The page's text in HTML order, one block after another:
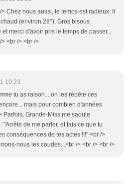
Chez nous aussi, le temps est radieux. Il
(environ 28°). Gros bisous
et merci d'avoir pris le temps de passer...
<br /> <br />
10:23
tu as raison... on les répète ces
mais pour combien d'années
Parfois, Grande-Miss me saoule
"Arrête de me parler, et fais ce que tu
conséquences de tes actes !!!".<br />
nous les coudes...<br /> <br /> <br />